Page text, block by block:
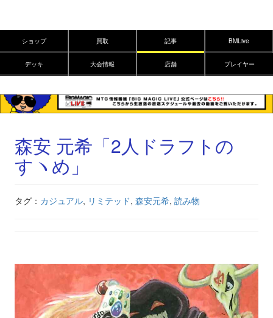
ショップ 買取 記事 BMLive
デッキ 大会情報 店舗 プレイヤー
森安 元希「2人ドラフトの
すヽめ」
タグ： カジュアル, リミテッド, 森安元希, 読み物